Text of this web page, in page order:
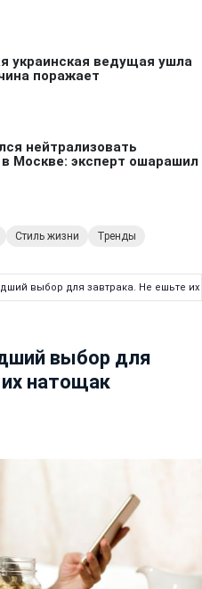
Стиль жизни Тренды
выбор для завтрака. Не ешьте
выбор для
натощак